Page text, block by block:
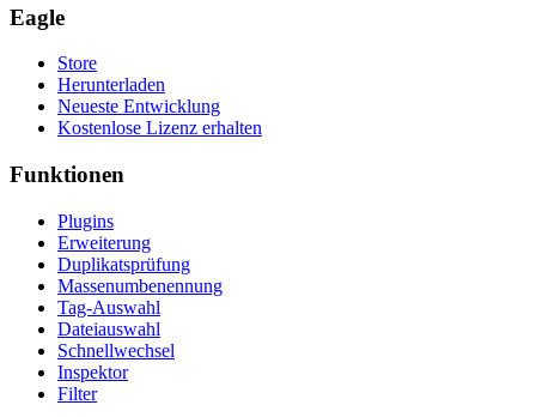
Eagle
Store
Herunterladen
Neueste Entwicklung
Kostenlose Lizenz erhalten
Funktionen
Plugins
Erweiterung
Duplikatsprüfung
Massenumbenennung
Tag-Auswahl
Dateiauswahl
Schnellwechsel
Inspektor
Filter